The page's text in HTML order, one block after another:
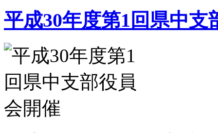
平成30年度第1回県中支